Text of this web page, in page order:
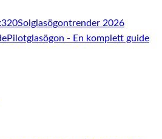
Solglasögontrender 2026
Pilotglasögon - En komplett guide